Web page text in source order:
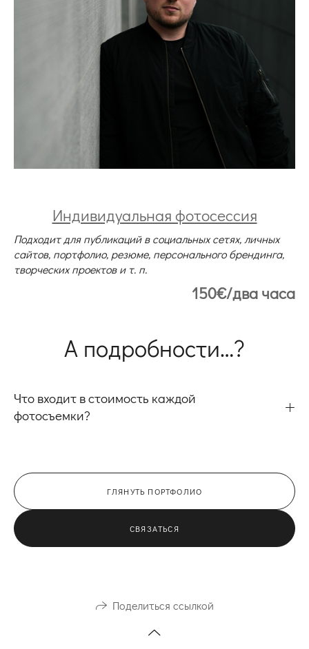
Индивидуальная фотосессия
Подходит для публикаций в социальных сетях, личных
сайтов, портфолио, резюме, персонального брендинга,
творческих проектов и т. п.
150€/два часа
А подробности…?
Что входит в стоимость каждой
фотосъемки?
ГЛЯНУТЬ ПОРТФОЛИО
СВЯЗАТЬСЯ
Поделиться ссылкой